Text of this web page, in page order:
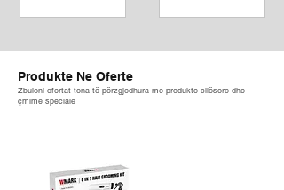
Produkte Ne Oferte
Zbuloni ofertat tona të përzgjedhura me produkte cilësore dhe
çmime speciale